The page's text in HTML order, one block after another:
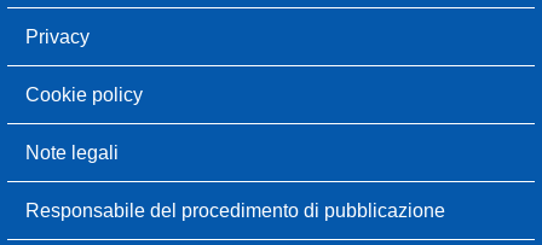
Privacy
Cookie policy
Note legali
Responsabile del procedimento di pubblicazione